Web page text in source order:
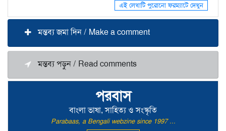
পরবাস
বাংলা ভাষা, সাহিত্য ও সংস্কৃতি
Parabaas, a Bengali webzine since 1997 ...
এই লেখাটি পুরোনো ফরম্যাটে দেখুন
মন্তব্য জমা দিন / Make a comment
মন্তব্য পড়ুন / Read comments